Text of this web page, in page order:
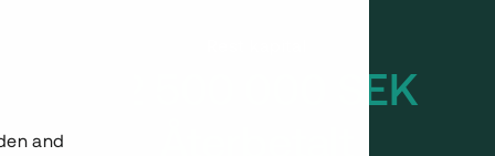
32 500 000 SEK
and